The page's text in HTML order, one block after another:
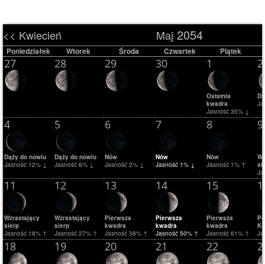
<< Kwiecień Maj 2054
Poniedziałek Wtorek Środa Czwartek Piątek
27 28 29 30 1
Ostatnia
kwadra
Jasność 35% ↓
2
4
Dąży do nowiu
Jasność 12% ↓
5
Dąży do nowiu
Jasność 6% ↓
6
Nów
Jasność 2% ↓
7
Nów
Jasność 1% ↓
8
Nów
Jasność 1% ↑
9
11
Wzrastający
sierp
Jasność 18% ↑
12
Wzrastający
sierp
Jasność 27% ↑
13
Pierwsza
kwadra
Jasność 38% ↑
14
Pierwsza
kwadra
Jasność 50% ↑
15
Pierwsza
kwadra
Jasność 61% ↑
18 19 20 21 22